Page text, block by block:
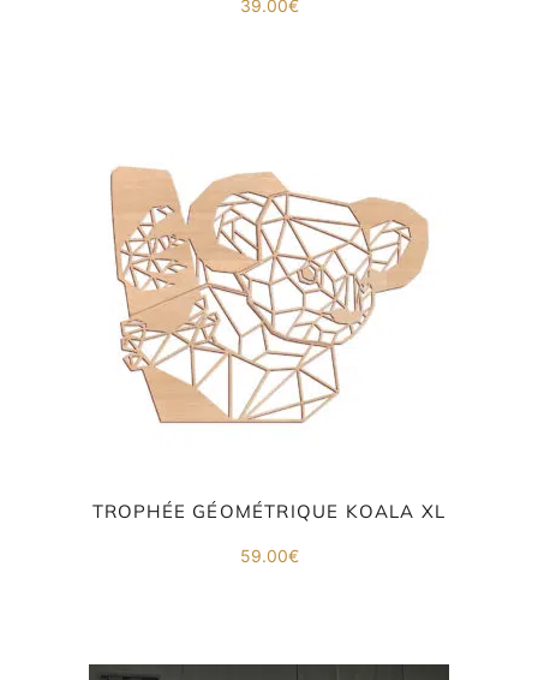
39.00€
TROPHÉE GÉOMÉTRIQUE KOALA XL
59.00€